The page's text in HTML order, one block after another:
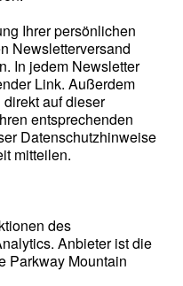
Ihrer persönlichen
Newsletterversand
In jedem Newsletter
Link. Außerdem
auf dieser
entsprechenden
Datenschutzhinweise
mitteilen.
des
Anbieter ist die
Parkway Mountain